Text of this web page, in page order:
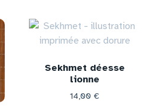
Sekhmet déesse
lionne
14,00 €